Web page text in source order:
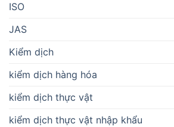
ISO
JAS
Kiểm dịch
kiểm dịch hàng hóa
kiểm dịch thực vật
kiểm dịch thực vật nhập khẩu